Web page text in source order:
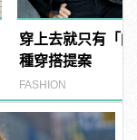
穿上去就只有「
種穿搭提案
FASHION